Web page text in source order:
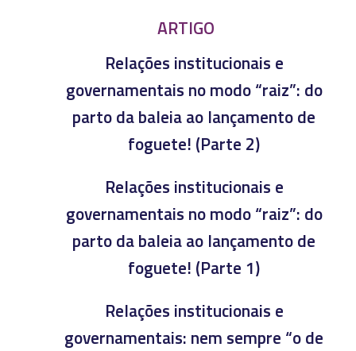
ARTIGO
Relações institucionais e
governamentais no modo “raiz”: do
parto da baleia ao lançamento de
foguete! (Parte 2)
Relações institucionais e
governamentais no modo “raiz”: do
parto da baleia ao lançamento de
foguete! (Parte 1)
Relações institucionais e
governamentais: nem sempre “o de